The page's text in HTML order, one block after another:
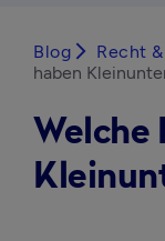
Blog arrow_forward_ios Recht
haben
Welche